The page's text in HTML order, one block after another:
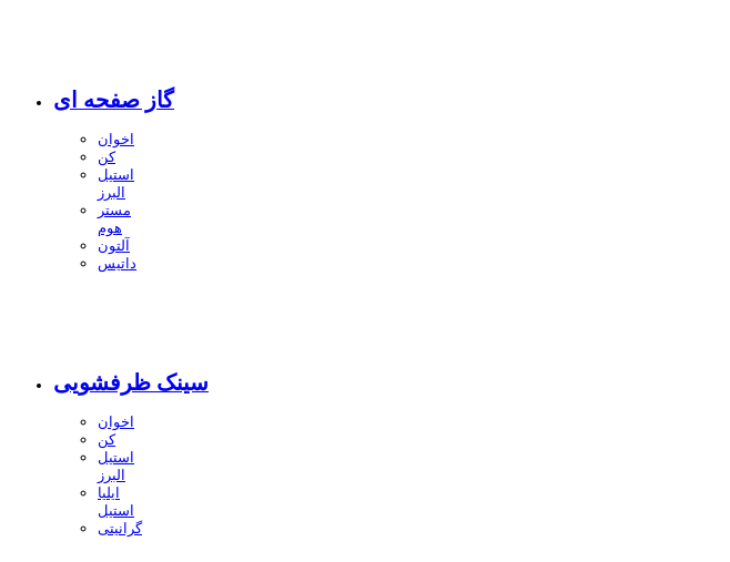
گاز صفحه ای
اخوان
کن
استیل
البرز
مستر
هوم
آلتون
داتیس
سینک ظرفشویی
اخوان
کن
استیل
البرز
ایلیا
استیل
گرانیتی